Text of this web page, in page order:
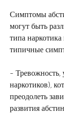
Симптомы
могут быть
типа
типичные
- Тревожность,
наркотиков),
преодолеть
развития